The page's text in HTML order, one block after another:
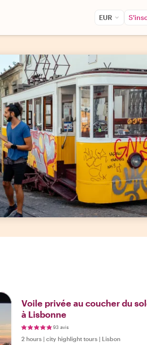
EUR
Voile privée au coucher du
à Lisbonne
93 avis
2 hours | city highlight tours | Lisbon